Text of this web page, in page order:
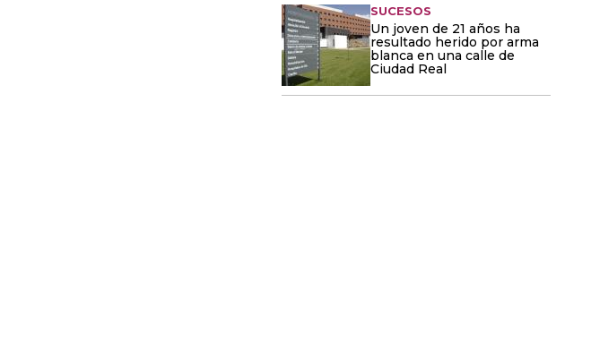
SUCESOS
Un joven de 21 años ha
resultado herido por arma
blanca en una calle de
Ciudad Real